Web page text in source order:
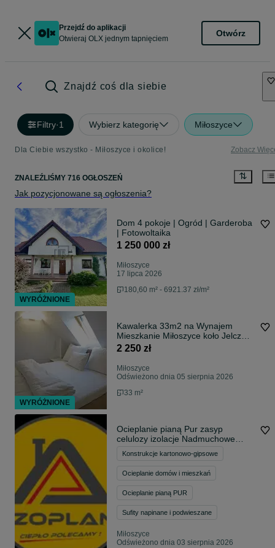
Przejdź do aplikacji
Otwieraj OLX jednym tapnięciem
Otwórz
Znajdź coś dla siebie
Filtry·1 Wybierz kategorię Miłoszyce
Dla Ciebie wszystko - Miłoszyce i okolice! Zobacz
ZNALEŹLIŚMY 716 OGŁOSZEŃ
Jak pozycjonowane są ogłoszenia?
Dom 4 pokoje | Ogród | Garderoba
| Fotowoltaika
1 250 000 zł
Miłoszyce
17 lipca 2026
180,60 m² - 6921.37 zł/m²
Kawalerka 33m2 na Wynajem
Mieszkanie Miłoszyce koło Jelcz
Laskowice Oława 2 poziomy
Balkon
2 250 zł
Miłoszyce
Odświeżono dnia 05 sierpnia 2026
33 m²
Ocieplanie pianą Pur zasyp
celulozy izolacje Nadmuchowe
granulat wełny Termowizja
Naprawy izolacji zabudowy gk
ocieplenie poddasza
Konstrukcje kartonowo-gipsowe
Ocieplanie domów i mieszkań
Ocieplanie pianą PUR
Sufity napinane i podwieszane
Miłoszyce
Odświeżono dnia 03 sierpnia 2026
WYRÓŻNIONE
WYRÓŻNIONE